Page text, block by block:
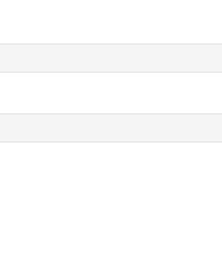
confort, un restaurant-grill,